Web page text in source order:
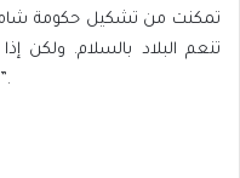
تمكنت من تشكيل حكومة
تنعم البلاد بالسلام. ولكن
يقلقنا، يمكن أن تذهب البلاد إلى الفوضى”.